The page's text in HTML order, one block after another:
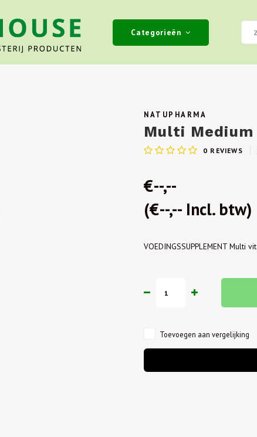
Categorieën
NATUPHARMA
Multi
0 REVIEWS
€--,--
(€--,-- Incl. btw)
VOEDINGSSUPPLEMENT Multi
Toevoegen aan vergelijking